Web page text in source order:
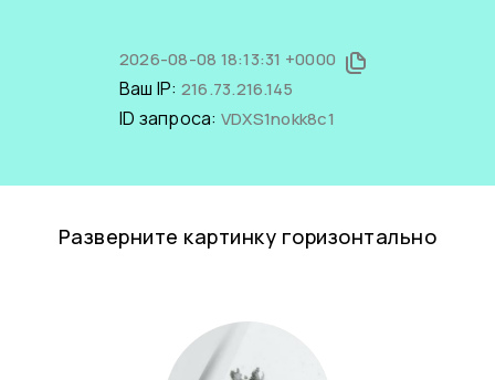
2026-08-08 18:13:31 +0000
Ваш IP: 216.73.216.145
ID запроса: VDXS1nokk8c1
Разверните картинку горизонтально